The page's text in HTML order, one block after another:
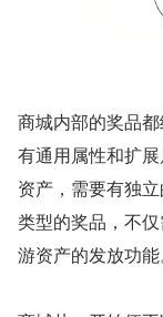
商城内部的奖品
有通用属性和扩
资产，需要有独
类型的奖品，不
游资产的发放功能